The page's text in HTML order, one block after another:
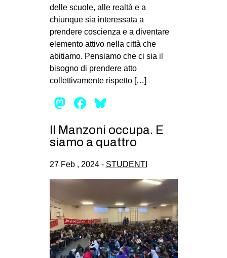
EUROPA
MONDO
EVENTI
tw
ms
SEARCH
delle scuole, alle realtà e a
chiunque sia interessata a
prendere coscienza e a diventare
elemento attivo nella città che
abitiamo. Pensiamo che ci sia il
bisogno di prendere atto
collettivamente rispetto […]
Mastodon
Facebook
Il Manzoni occupa. E
siamo a quattro
27 Feb , 2024 - STUDENTI